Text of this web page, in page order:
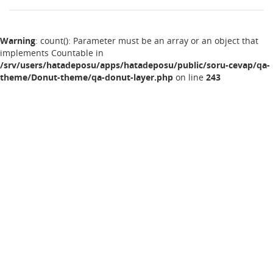
Warning: count(): Parameter must be an array or an object that
implements Countable in
/srv/users/hatadeposu/apps/hatadeposu/public/soru-cevap/qa-
theme/Donut-theme/qa-donut-layer.php on line 243